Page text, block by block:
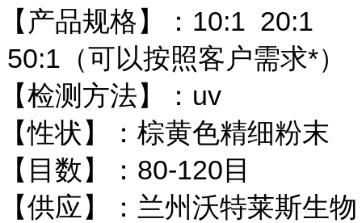
【产品规格】：10:1 20:1
50:1（可以按照客户需求*）
【检测方法】：uv
【性状】：棕黄色精细粉末
【目数】：80-120目
【供应】：兰州沃特莱斯生物